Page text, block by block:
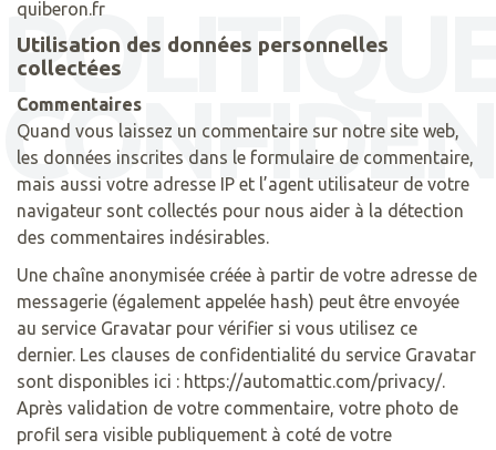
quiberon.fr
Utilisation des données personnelles
collectées
Commentaires
Quand vous laissez un commentaire sur notre site web,
les données inscrites dans le formulaire de commentaire,
mais aussi votre adresse IP et l’agent utilisateur de votre
navigateur sont collectés pour nous aider à la détection
des commentaires indésirables.
Une chaîne anonymisée créée à partir de votre adresse de
messagerie (également appelée hash) peut être envoyée
au service Gravatar pour vérifier si vous utilisez ce
dernier. Les clauses de confidentialité du service Gravatar
sont disponibles ici : https://automattic.com/privacy/.
Après validation de votre commentaire, votre photo de
profil sera visible publiquement à coté de votre